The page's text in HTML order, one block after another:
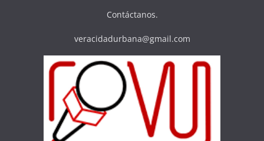
Contáctanos.
veracidadurbana@gmail.com